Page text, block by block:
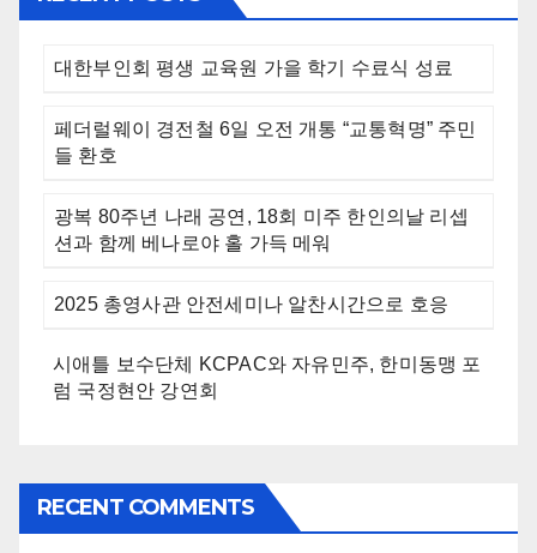
대한부인회 평생 교육원 가을 학기 수료식 성료
페더럴웨이 경전철 6일 오전 개통 “교통혁명” 주민
들 환호
광복 80주년 나래 공연, 18회 미주 한인의날 리셉
션과 함께 베나로야 홀 가득 메워
2025 총영사관 안전세미나 알찬시간으로 호응
시애틀 보수단체 KCPAC와 자유민주, 한미동맹 포
럼 국정현안 강연회
RECENT COMMENTS